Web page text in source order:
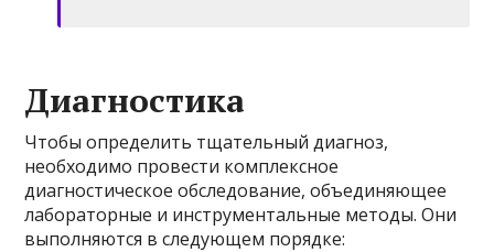
Диагностика
Чтобы определить тщательный диагноз,
необходимо провести комплексное
диагностическое обследование, объединяющее
лабораторные и инструментальные методы. Они
выполняются в следующем порядке: